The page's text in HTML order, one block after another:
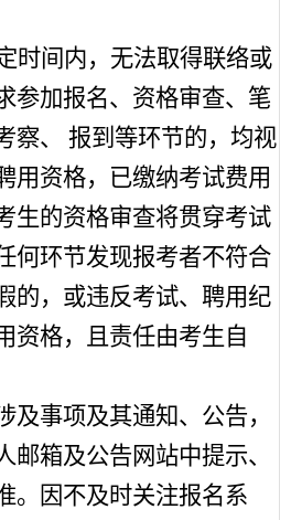
时间内，无法取得联络或
参加报名、资格审查、笔
察、 报到等环节的，均视
用资格，已缴纳考试费用
生的资格审查将贯穿考试
何环节发现报考者不符合
的，或违反考试、聘用纪
资格，且责任由考生自
及事项及其通知、公告，
邮箱及公告网站中提示、
。因不及时关注报名系